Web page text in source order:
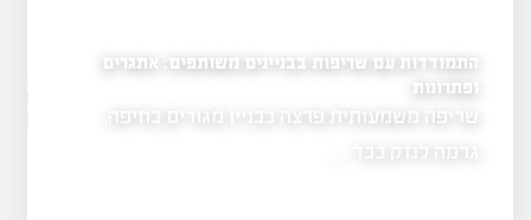
ניתוח מקרה
-
התמודדות עם שריפות בבניינים משותפים: אתגרים
ופתרונות
שריפה משמעותית פרצה בבניין מגורים בחיפה,
גרמה לנזק כבד…
אירוע חריג